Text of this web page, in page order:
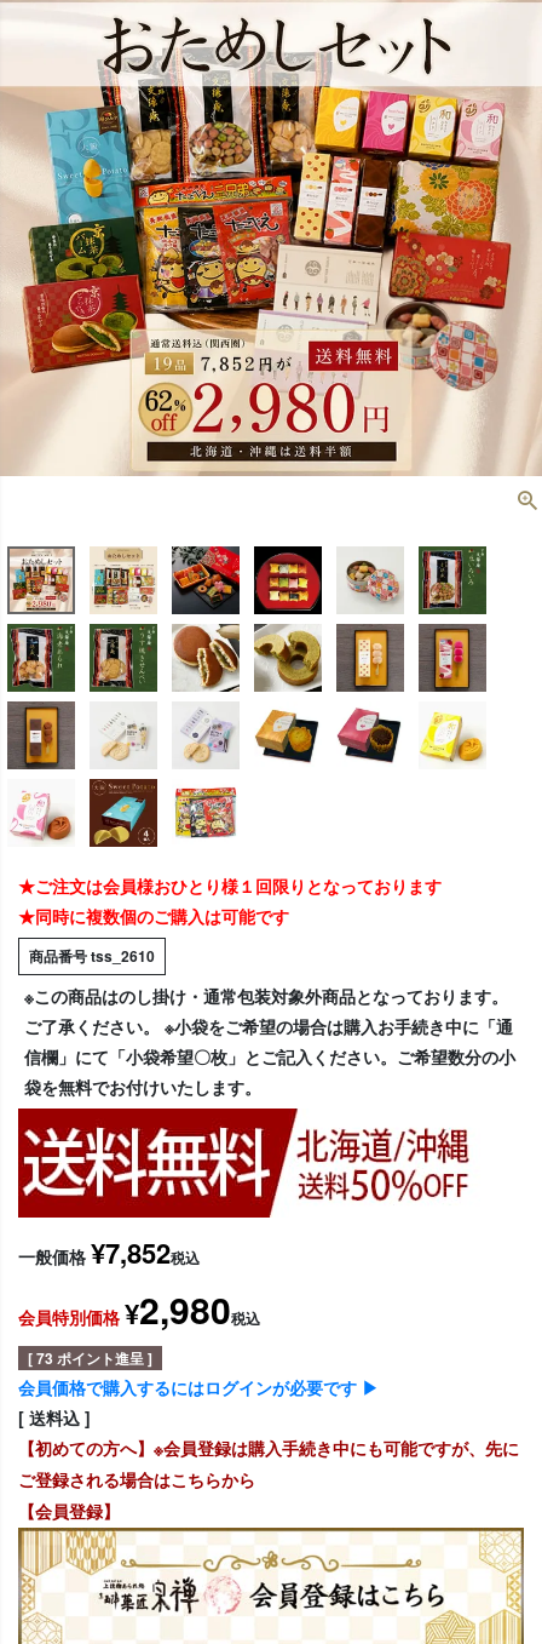
★ご注文は会員様おひとり様１回限りとなっております
★同時に複数個のご購入は可能です
商品番号tss_2610
※この商品はのし掛け・通常包装対象外商品となっております。
ご了承ください。 ※小袋をご希望の場合は購入お手続き中に「通
信欄」にて「小袋希望〇枚」とご記入ください。ご希望数分の小
袋を無料でお付けいたします。
一般価格 ¥7,852税込
会員特別価格 ¥2,980税込
[73 ポイント進呈 ]
会員価格で購入するにはログインが必要です ▶
送料込
【初めての方へ】※会員登録は購入手続き中にも可能ですが、先に
ご登録される場合はこちらから
【会員登録】